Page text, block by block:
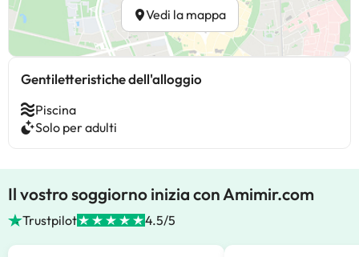
Vedi la mappa
Gentiletteristiche dell'alloggio
Piscina
Solo per adulti
Il vostro soggiorno inizia con Amimir.com
Trustpilot 4.5/5